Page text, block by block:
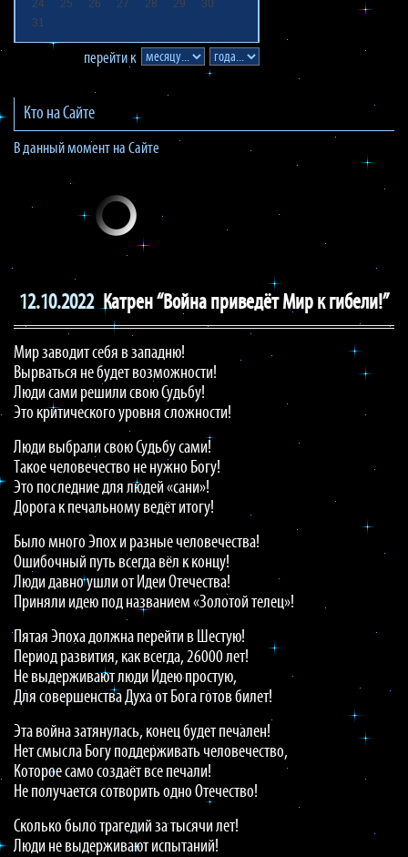
24
25 26 27 28 29
30
31
перейти к
Кто на Сайте
В данный момент на Сайте
12.10.2022 Катрен “Война приведёт Мир к гибели!”
Мир заводит себя в западню!
Вырваться не будет возможности!
Люди сами решили свою Судьбу!
Это критического уровня сложности!
Люди выбрали свою Судьбу сами!
Такое человечество не нужно Богу!
Это последние для людей «сани»!
Дорога к печальному ведёт итогу!
Было много Эпох и разные человечества!
Ошибочный путь всегда вёл к концу!
Люди давно ушли от Идеи Отечества!
Приняли идею под названием «Золотой телец»!
Пятая Эпоха должна перейти в Шестую!
Период развития, как всегда, 26000 лет!
Не выдерживают люди Идею простую,
Для совершенства Духа от Бога готов билет!
Эта война затянулась, конец будет печален!
Нет смысла Богу поддерживать человечество,
Которое само создаёт все печали!
Не получается сотворить одно Отечество!
Сколько было трагедий за тысячи лет!
Люди не выдерживают испытаний!